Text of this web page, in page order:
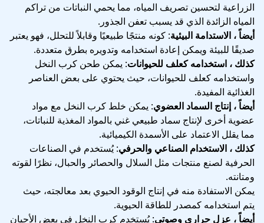
الزراعية لتحسين تصريف المياه، مما يحمي النباتات من تراكم
المياه الزائدة الذي قد يسبب تعفن الجذور.
أيضاً ، الاستدامة البيئية: كونه منتجًا طبيعيًا وقابلاً للتحلل، فهو يعتبر
صديقًا للبيئة ويمكن إعادة استخدامه وتدويره بطرق متعددة.
كذلك ، استخدامه كعلف للحيوانات: يمكن طحن كرب النخل
واستخدامه كعلف للحيوانات، حيث يحتوي على بعض العناصر
الغذائية المفيدة.
أيضاً ، إنتاج السماد العضوي: يمكن خلط كرب النخل مع مواد
عضوية أخرى لإنتاج سماد طبيعي غني بالمواد المغذية للنباتات،
مما يقلل الاعتماد على الأسمدة الكيميائية.
كذلك ، الاستخدام الصناعي والحرفي: يُستخدم في الصناعات
الحرفية لصنع منتجات مثل السلال والحصائر والحبال، نظرًا لقوته
ومتانته.
يمكن الاستفادة منه في إنتاج الوقود الحيوي بعد معالجته، حيث
يتم استخدامه كمصدر للطاقة الحيوية.
أيضاً ، عزل حراري وصوتي: يُستخدم كرب النخل في بعض الأحيان